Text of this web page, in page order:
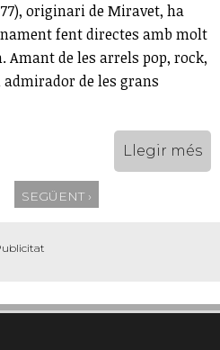
originari de Miravet, ha
fent directes amb molt
Amant de les arrels pop, rock,
de les grans
Llegir més
SEGÜENT ›